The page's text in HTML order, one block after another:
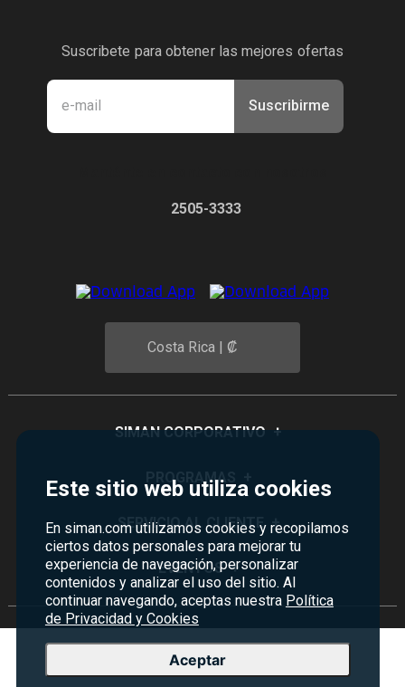
Este sitio web utiliza cookies
En siman.com utilizamos cookies y recopilamos
ciertos datos personales para mejorar tu
experiencia de navegación, personalizar
contenidos y analizar el uso del sitio. Al
continuar navegando, aceptas nuestra Política
de Privacidad y Cookies
Aceptar
Suscribete para obtener las mejores ofertas
Suscribirme
2505-3333
Costa Rica | ₡
SIMAN CORPORATIVO +
Quiénes Somos
Historia
Sucursales
Servicios
Empleos Siman
PROGRAMAS
Monedero
Certificados de Regalo
Siman PRO
Credisiman
SERVICIO AL CLIENTE +
Preguntas Frecuentes
Política de devoluciones y garantías
Contáctenos
Seguridad del sitio
Política de Privacidad
EVENTOS +
Rebajas
Madres